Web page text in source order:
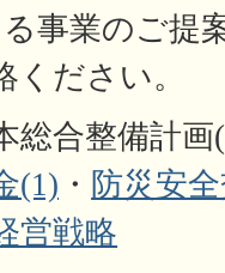
事業のご提
ください。
総合整備計画(
(1) ・ 防災安
営戦略